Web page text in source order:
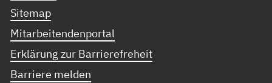
Sitemap
Mitarbeitendenportal
Erklärung zur Barrierefreheit
Barriere melden